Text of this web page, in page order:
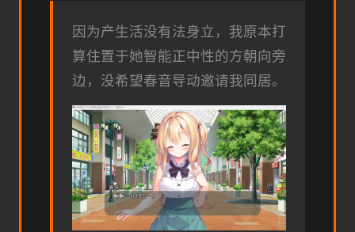
因为产生活没有法身立，我原本打
算住置于她智能正中性的方朝向旁
边，没希望春音导动邀请我同居。